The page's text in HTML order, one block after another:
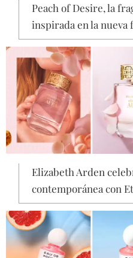
Peach of Desire, la
inspirada en la
Elizabeth Arden
contemporánea con